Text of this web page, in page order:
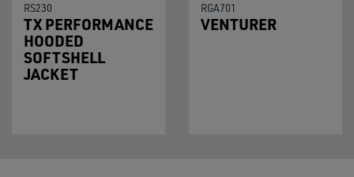
RS230
TX PERFORMANCE
HOODED
SOFTSHELL
JACKET
RGA701
VENTURER